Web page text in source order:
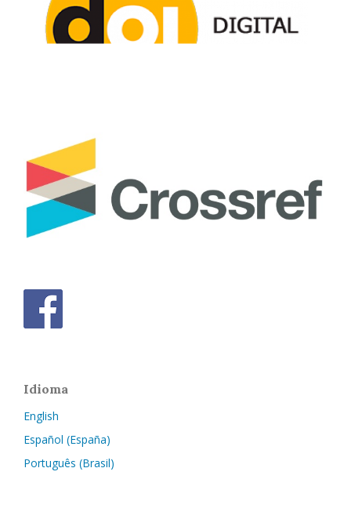
Idioma
English
Español (España)
Português (Brasil)